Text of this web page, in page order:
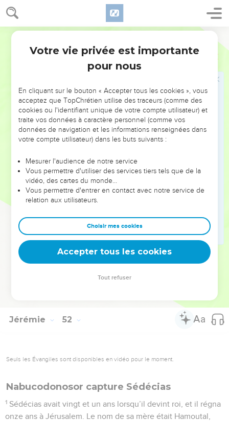
Jérémie 51
Le message jeté dans l'Euphrate
59 Ordre donné par le prophète Jérémie, à Seraya, fils de
Sédécias, roi de Juda, la quatrième année du règne de celui-
ci. Or, Seraya était premier chambellan.
arriver à Babylone, toutes ces paroles qui sont écrites sur
Babylone.
Jérémie dit à Seraya : Lorsque tu arriveras à Babylone, tu
veilleras à lire toutes ces paroles
pour qu’il soit retranché et qu’il ne soit plus habité ni par les
hommes ni par les bêtes, mais qu’il devienne une désolation
pour toujours.
Et quand tu auras achevé la lecture de ce livre, tu y
puis tu diras : Ainsi Babylone sera submergée, elle ne se
relèvera pas du malheur que j’amènerai sur elle ; ils
(tomberont) épuisés. Là prennent fin les paroles de Jérémie.
© Société biblique française – Bibli’O, 1978, avec autorisation. Pour vous procurer
Jérémie 52
Seuls les Évangiles sont disponibles en vidéo pour le moment.
Nabucodonosor capture Sédécias
1 Sédécias avait vingt et un ans lorsqu’il devint roi, et il régna
onze ans à Jérusalem. Le nom de sa mère était Hamoutal,
Votre vie privée est importante
pour nous
En cliquant sur le bouton « Accepter tous les cookies », vous
acceptez que TopChrétien utilise des traceurs (comme des
cookies ou l'identifiant unique de votre compte utilisateur) et
traite vos données à caractère personnel (comme vos
données de navigation et les informations renseignées dans
votre compte utilisateur) dans les buts suivants :
Mesurer l'audience de notre service
Vous permettre d'utiliser des services tiers tels que de la
vidéo, des cartes du monde…
Vous permettre d'entrer en contact avec notre service de
relation aux utilisateurs.
Choisir mes cookies
Accepter tous les cookies
Tout refuser